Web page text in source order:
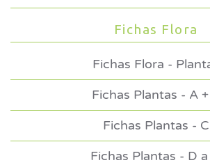
Fichas Flora
Fichas Flora -
Fichas Plantas - A
Fichas Plantas - C
Fichas Plantas - D a